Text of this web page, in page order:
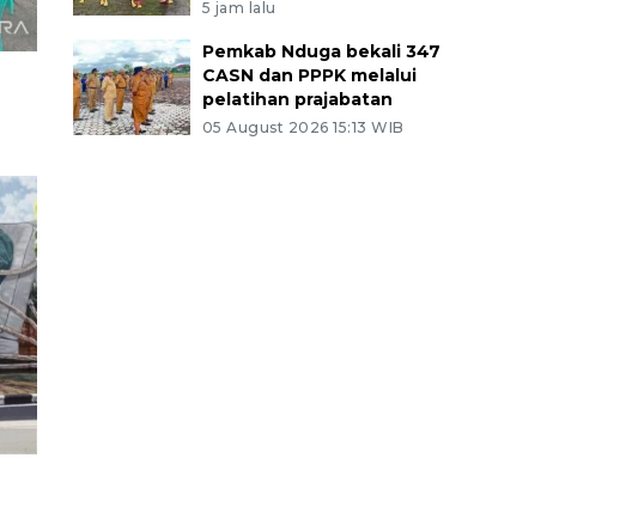
5 jam lalu
Pemkab Nduga bekali 347
CASN dan PPPK melalui
pelatihan prajabatan
05 August 2026 15:13 WIB